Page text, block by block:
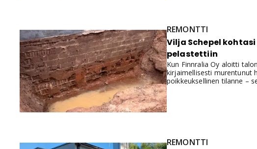
REMONTTI
Vilja Schepel
pelastettiin
Kun Finnralia Oy aloitti
kirjaimellisesti murentunut
poikkeuksellinen tilanne –
REMONTTI